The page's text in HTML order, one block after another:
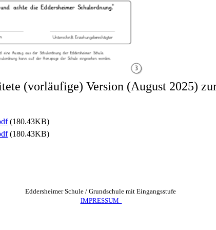
(vorläufige) Version (August 2025)
(180.43KB)
(180.43KB)
Eddersheimer Schule / Grundschule mit Eingangsstufe
IMPRESSUM